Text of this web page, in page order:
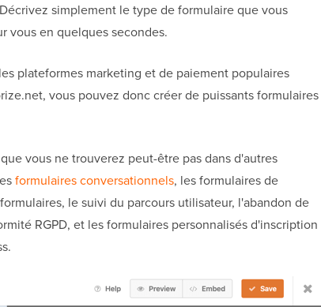
simplement le type de formulaire que vous
vous en quelques secondes.
plateformes marketing et de paiement populaires
vous pouvez donc créer de puissants formulaires
vous ne trouverez peut-être pas dans d'autres
formulaires conversationnels, les formulaires de
le suivi du parcours utilisateur, l'abandon de
RGPD, et les formulaires personnalisés d'inscription